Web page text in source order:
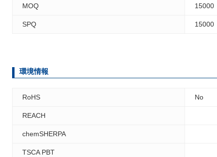
MOQ 15000
SPQ 15000
環境情報
RoHS No
REACH
chemSHERPA
TSCA PBT